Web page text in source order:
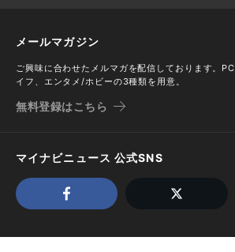
メールマガジン
ご興味に合わせたメルマガを配信しております。
イフ、エンタメ/ホビーの3種類を用意。
無料登録はこちら
マイナビニュース 公式SNS